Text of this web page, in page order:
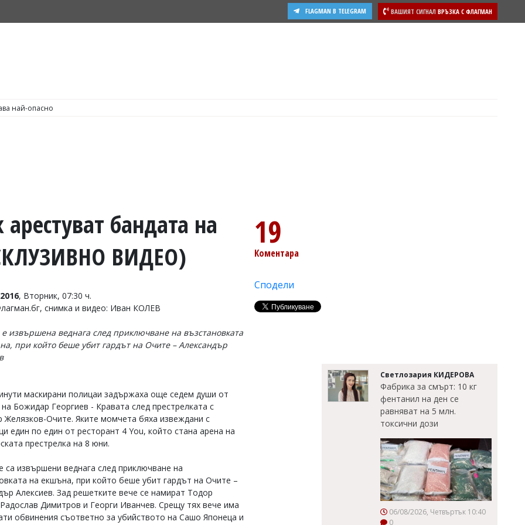
ВАШИЯТ СИГНАЛ ВРЪЗКА С ФЛАГМАН
FLAGMAN В TELEGRAM
пушене на цигари
бандата на
ВИДЕО)
, Вторник, 07:30 ч.
снимка и видео: Иван КОЛЕВ
извършена веднага след приключване на възстановката
при който беше убит гардът на Очите – Александър
маскирани полицаи задържаха още седем души от
Божидар Георгиев - Кравата след престрелката с
Очите. Яките момчета бяха извеждани с
един по един от ресторант 4 You, който стана арена на
престрелка на 8 юни.
са извършени веднага след приключване на
на екшъна, при който беше убит гардът на Очите –
Алексиев. Зад решетките вече се намират Тодор
Димитров и Георги Иванчев. Срещу тях вече има
обвинения съответно за убийството на Сашо Японеца и
19
Коментара
Сподели
Светлозария КИДЕРОВА
Фабрика за смърт: 10 кг
фентанил на ден се
равняват на 5 млн.
токсични дози
06/08/2026, Четвъртък 10:40
0